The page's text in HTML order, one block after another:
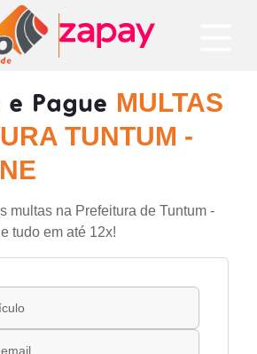
Pague MULTAS
TUNTUM -
multas na Prefeitura de Tuntum -
tudo em até 12x!